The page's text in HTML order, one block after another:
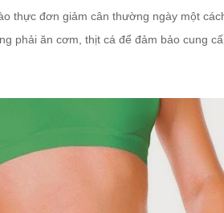
thực đơn giảm cân thường ngày một
phải ăn cơm, thịt cá để đảm bảo cung